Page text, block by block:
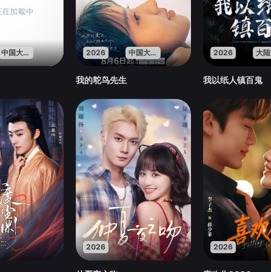
中国大陆 2026 中国大陆
我的鸵鸟先生
2026 大陆
我以纸人镇百鬼
2026 2026